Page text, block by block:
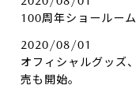
100周年ショールー
2020/08/01
オフィシャルグッズ
売も開始。